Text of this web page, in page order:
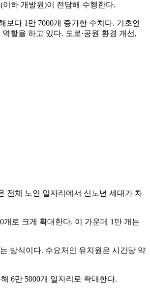
하 개발원)이 전담해 수행한다.
보다 1만 7000개 증가한 수치다. 기초연
할을 하고 있다. 도로·공원 환경 개선,
전체 노인 일자리에서 신노년 세대가 차
로 크게 확대한다. 이 가운데 1만 개는
방식이다. 수요처인 유치원은 시간당 약
6만 5000개 일자리로 확대한다.